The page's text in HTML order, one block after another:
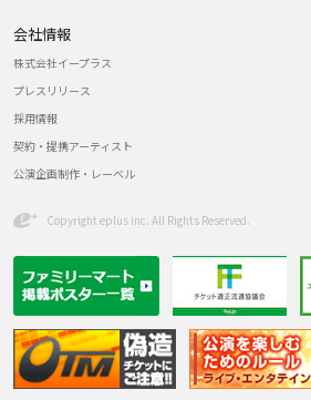
会社情報
株式会社イープラス
プレスリリース
採用情報
契約・提携アーティスト
公演企画制作・レーベル
Copyright eplus inc. All Rights Reserved.